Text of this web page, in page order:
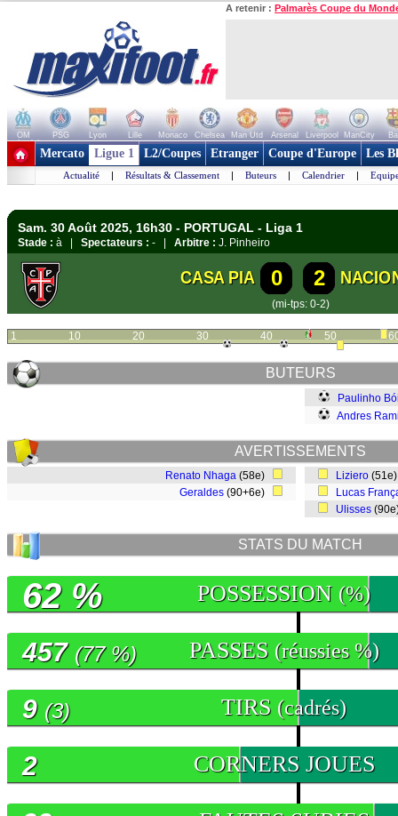
A retenir : Palmarès Coupe du
OM PSG Lyon Lille Monaco Chelsea Man Utd Arsenal Liverpool ManCity
+ de clubs
Mercato Ligue 1 L2/Coupes Etranger Coupe d'Europe Les
Actualité | Résultats & Classement | Buteurs | Calendrier |
Sam. 30 Août 2025, 16h30 - PORTUGAL - Liga 1
Stade : à | Spectateurs : - | Arbitre : J. Pinheiro
CASA PIA 0 2
(mi-tps: 0-2)
1 10 20 30 40 50
BUTEURS
Paulinho
Andres
AVERTISSEMENTS
Renato Nhaga (58e)
Geraldes (90+6e)
Liziero
Lucas
Ulisses
STATS DU MATCH
POSSESSION (%)
62 %
PASSES (réussies %)
457 (77 %)
TIRS (cadrés)
9 (3)
CORNERS JOUES
2